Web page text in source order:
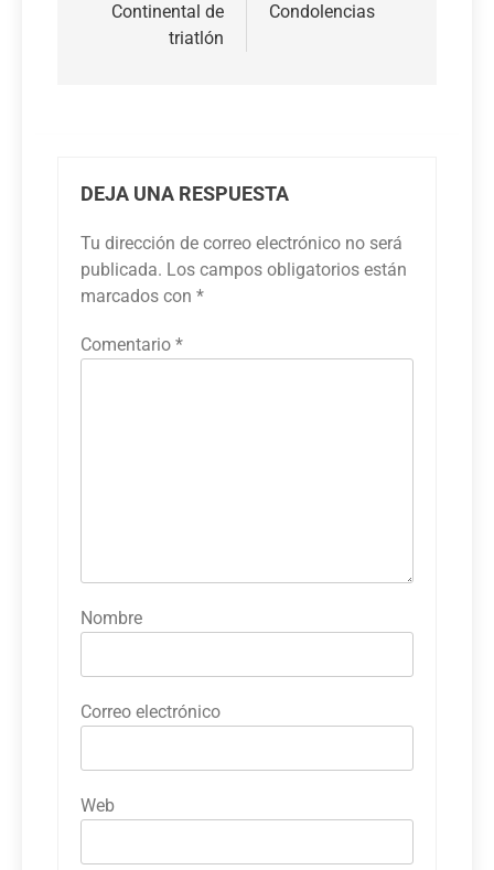
Continental de
triatlón
Condolencias
DEJA UNA RESPUESTA
Tu dirección de correo electrónico no será
publicada. Los campos obligatorios están
marcados con *
Comentario *
Nombre
Correo electrónico
Web